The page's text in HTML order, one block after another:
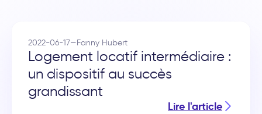
2022-06-17—Fanny Hubert
Logement locatif intermédiaire :
un dispositif au succès
grandissant
Lire l'article